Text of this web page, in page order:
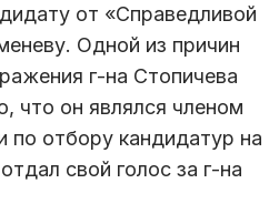
от «Справедливой
Одной из причин
г-на Стопичева
что он являлся членом
по отбору кандидатур на
свой голос за г-на